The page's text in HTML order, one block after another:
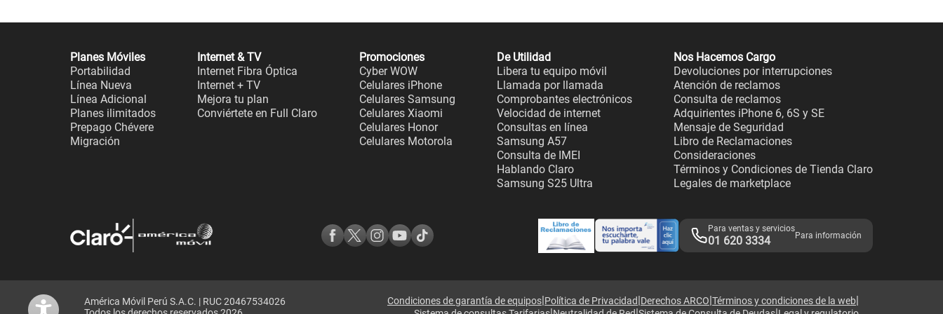
Planes Móviles
Portabilidad
Línea Nueva
Línea Adicional
Planes ilimitados
Prepago Chévere
Migración
Internet & TV
Internet Fibra Óptica
Internet + TV
Mejora tu plan
Conviértete en Full Claro
Promociones
Cyber WOW
Celulares iPhone
Celulares Samsung
Celulares Xiaomi
Celulares Honor
Celulares Motorola
De Utilidad
Libera tu equipo móvil
Llamada por llamada
Comprobantes electrónicos
Velocidad de internet
Consultas en línea
Samsung A57
Consulta de IMEI
Hablando Claro
Samsung S25 Ultra
Nos Hacemos Cargo
Devoluciones por interrupciones
Atención de reclamos
Consulta de reclamos
Adquirientes iPhone 6, 6S y SE
Mensaje de Seguridad
Libro de Reclamaciones
Consideraciones
Términos y Condiciones de Tienda Claro
Legales de marketplace
Para ventas y servicios
01 620 3334 Para información
América Móvil Perú S.A.C. | RUC 20467534026
Condiciones de garantía de equipos|Política de Privacidad|Derechos ARCO|Términos y condiciones de la web|